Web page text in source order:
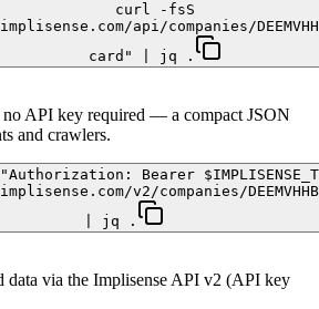
curl -fsS
api/companies/
card" | jq .
no API key required — a compact JSON
and crawlers.
Bearer
v2/companies/
| jq .
data via the Implisense API v2 (API key